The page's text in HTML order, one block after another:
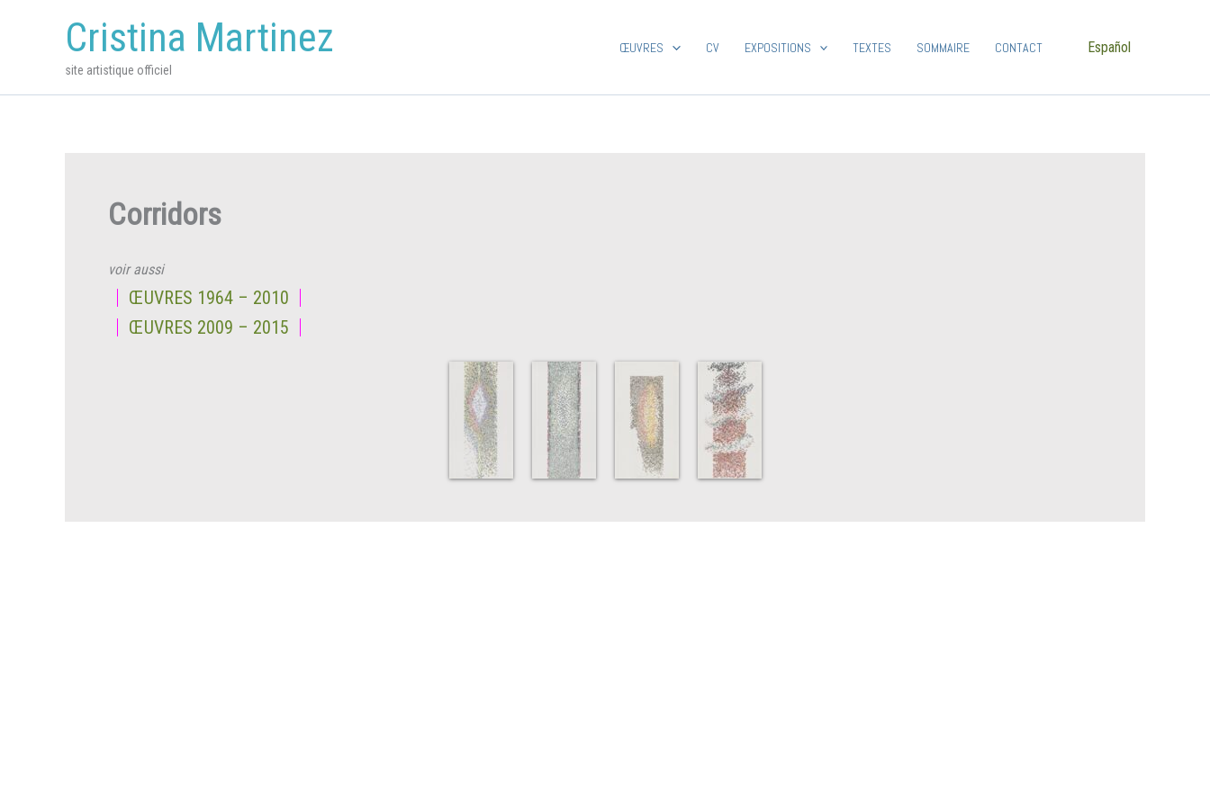
Cristina Martinez
site artistique officiel
ŒUVRES CV EXPOSITIONS TEXTES SOMMAIRE CONTACT Español
Corridors
voir aussi
ŒUVRES 1964 – 2010
ŒUVRES 2009 – 2015